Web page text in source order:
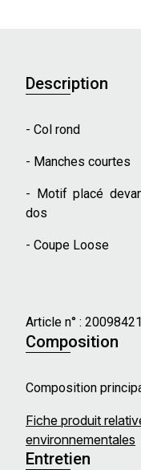
Description
- Col rond
- Manches courtes
- Motif placé
dos
- Coupe Loose
Article n° :
Composition
Composition
Fiche produit
environnementales
Entretien